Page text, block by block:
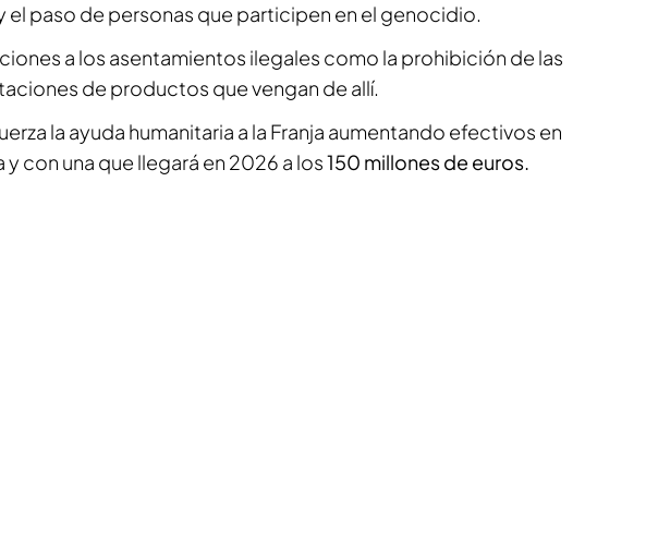
el paso de personas que participen en el genocidio.
a los asentamientos ilegales como la prohibición de las
de productos que vengan de allí.
la ayuda humanitaria a la Franja aumentando efectivos en
y con una que llegará en 2026 a los150 millones de euros.